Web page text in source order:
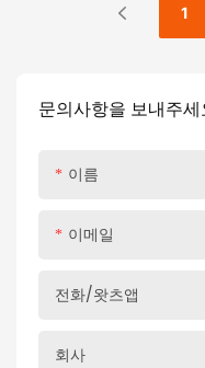
문의사항을 보내주세
이름
이메일
전화/왓츠앱
회사
키고 절묘한 세부 사항
1